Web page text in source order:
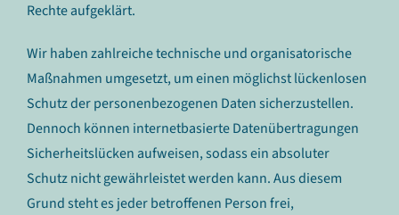
Rechte aufgeklärt.
Wir haben zahlreiche technische und organisatorische
Maßnahmen umgesetzt, um einen möglichst lückenlosen
Schutz der personenbezogenen Daten sicherzustellen.
Dennoch können internetbasierte Datenübertragungen
Sicherheitslücken aufweisen, sodass ein absoluter
Schutz nicht gewährleistet werden kann. Aus diesem
Grund steht es jeder betroffenen Person frei,